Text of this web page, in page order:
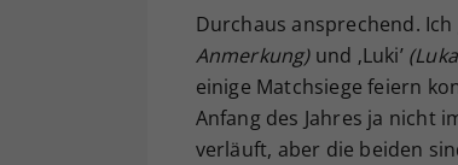
Durchaus ansprechend.
Anmerkung)und ‚Luki’
einige Matchsiege feiern
Anfang des Jahres ja nicht
verläuft, aber die beiden